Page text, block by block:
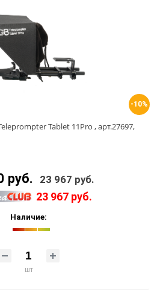
-10%
Tablet 11Pro , арт.27697,
руб. 23 967 руб.
23 967 руб.
Наличие:
шт